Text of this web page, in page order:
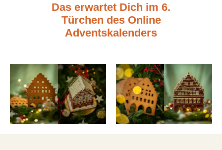
Das erwartet Dich im 6.
Türchen des Online
Adventskalenders